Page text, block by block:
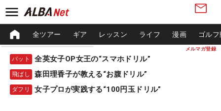
メルマガ登録
全ツアー ギア レッスン ライフ 漫画 ゴル
パット 全英女子OP女王の“スマホドリル”
飛ばし 森田理香子が教える“お腹ドリル”
ダフリ 女子プロが実践する“100円玉ドリル”